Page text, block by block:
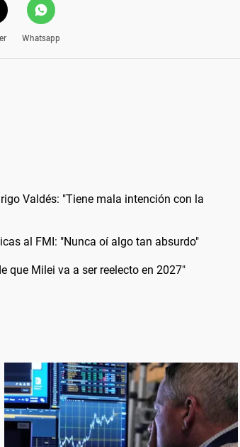
Whatsapp
Valdés: "Tiene mala intención con la
al FMI: "Nunca oí algo tan absurdo"
que Milei va a ser reelecto en 2027"